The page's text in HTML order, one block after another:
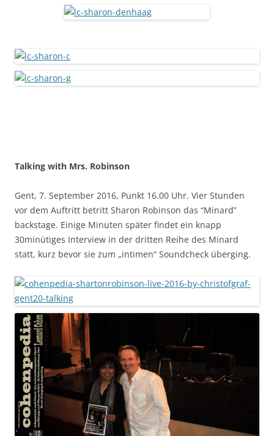
Talking with Mrs. Robinson
Gent, 7. September 2016, Punkt 16.00 Uhr. Vier Stunden
vor dem Auftritt betritt Sharon Robinson das “Minard”
backstage. Einige Minuten später findet ein knapp
30minütiges Interview in der dritten Reihe des Minard
statt, kurz bevor sie zum „intimen“ Soundcheck überging.